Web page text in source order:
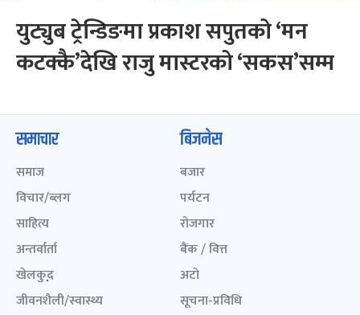
युट्युब ट्रेन्डिङमा प्रकाश सपुतको ‘मन
कटक्कै’देखि राजु मास्टरको ‘सकस’सम्म
समाचार
समाज
विचार/ब्लग
साहित्य
अन्तर्वार्ता
खेलकुद़़
जीवनशैली/स्वास्थ्य
बिजनेस
बजार
पर्यटन
रोजगार
बैंक / वित्त
अटो
सूचना-प्रविधि